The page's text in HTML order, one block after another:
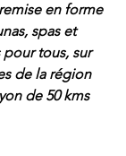
en forme
spas et
tous, sur
de la région
de 50 kms